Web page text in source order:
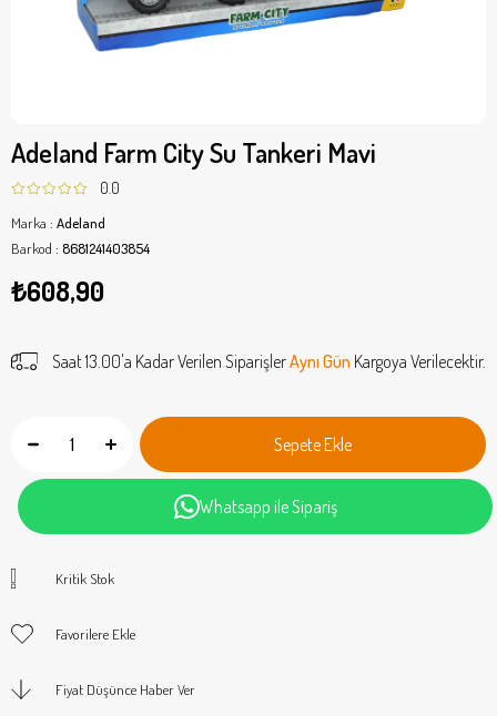
Adeland Farm City Su Tankeri Mavi
0.0
Marka : Adeland
Barkod : 8681241403854
₺608,90
Saat 13.00'a Kadar Verilen SiparişlerAynı Gün Kargoya Verilecektir.
Whatsapp ile Sipariş
Kritik Stok
Favorilere Ekle
Fiyat Düşünce Haber Ver